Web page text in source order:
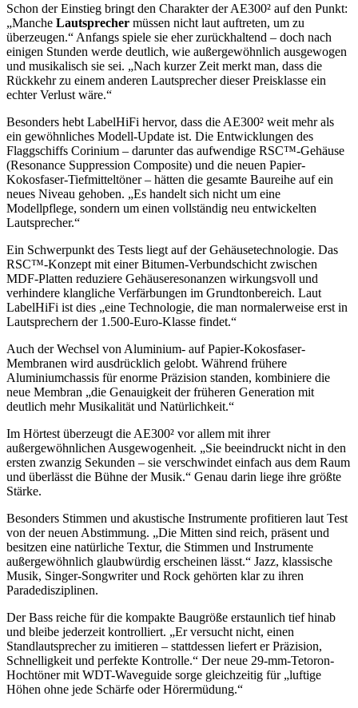
Schon der Einstieg bringt den Charakter der AE300² auf den Punkt:
„Manche Lautsprecher müssen nicht laut auftreten, um zu
überzeugen.“ Anfangs spiele sie eher zurückhaltend – doch nach
einigen Stunden werde deutlich, wie außergewöhnlich ausgewogen
und musikalisch sie sei. „Nach kurzer Zeit merkt man, dass die
Rückkehr zu einem anderen Lautsprecher dieser Preisklasse ein
echter Verlust wäre.“
Besonders hebt LabelHiFi hervor, dass die AE300² weit mehr als
ein gewöhnliches Modell-Update ist. Die Entwicklungen des
Flaggschiffs Corinium – darunter das aufwendige RSC™-Gehäuse
(Resonance Suppression Composite) und die neuen Papier-
Kokosfaser-Tiefmitteltöner – hätten die gesamte Baureihe auf ein
neues Niveau gehoben. „Es handelt sich nicht um eine
Modellpflege, sondern um einen vollständig neu entwickelten
Lautsprecher.“
Ein Schwerpunkt des Tests liegt auf der Gehäusetechnologie. Das
RSC™-Konzept mit einer Bitumen-Verbundschicht zwischen
MDF-Platten reduziere Gehäuseresonanzen wirkungsvoll und
verhindere klangliche Verfärbungen im Grundtonbereich. Laut
LabelHiFi ist dies „eine Technologie, die man normalerweise erst in
Lautsprechern der 1.500-Euro-Klasse findet.“
Auch der Wechsel von Aluminium- auf Papier-Kokosfaser-
Membranen wird ausdrücklich gelobt. Während frühere
Aluminiumchassis für enorme Präzision standen, kombiniere die
neue Membran „die Genauigkeit der früheren Generation mit
deutlich mehr Musikalität und Natürlichkeit.“
Im Hörtest überzeugt die AE300² vor allem mit ihrer
außergewöhnlichen Ausgewogenheit. „Sie beeindruckt nicht in den
ersten zwanzig Sekunden – sie verschwindet einfach aus dem Raum
und überlässt die Bühne der Musik.“ Genau darin liege ihre größte
Stärke.
Besonders Stimmen und akustische Instrumente profitieren laut Test
von der neuen Abstimmung. „Die Mitten sind reich, präsent und
besitzen eine natürliche Textur, die Stimmen und Instrumente
außergewöhnlich glaubwürdig erscheinen lässt.“ Jazz, klassische
Musik, Singer-Songwriter und Rock gehörten klar zu ihren
Paradedisziplinen.
Der Bass reiche für die kompakte Baugröße erstaunlich tief hinab
und bleibe jederzeit kontrolliert. „Er versucht nicht, einen
Standlautsprecher zu imitieren – stattdessen liefert er Präzision,
Schnelligkeit und perfekte Kontrolle.“ Der neue 29-mm-Tetoron-
Hochtöner mit WDT-Waveguide sorge gleichzeitig für „luftige
Höhen ohne jede Schärfe oder Hörermüdung.“